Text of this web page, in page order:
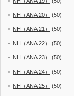
NH（ANA 20） (50)
NH（ANA 21） (50)
NH（ANA 22） (50)
NH（ANA 23） (50)
NH（ANA 24） (50)
NH（ANA 25） (50)